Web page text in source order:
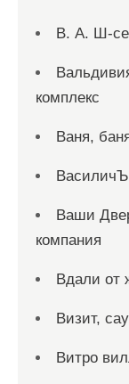
В. А. Ш-
комплекс
Ваня,
ВасиличЪ
Ваши
компания
Вдали от
Визит,
Витро